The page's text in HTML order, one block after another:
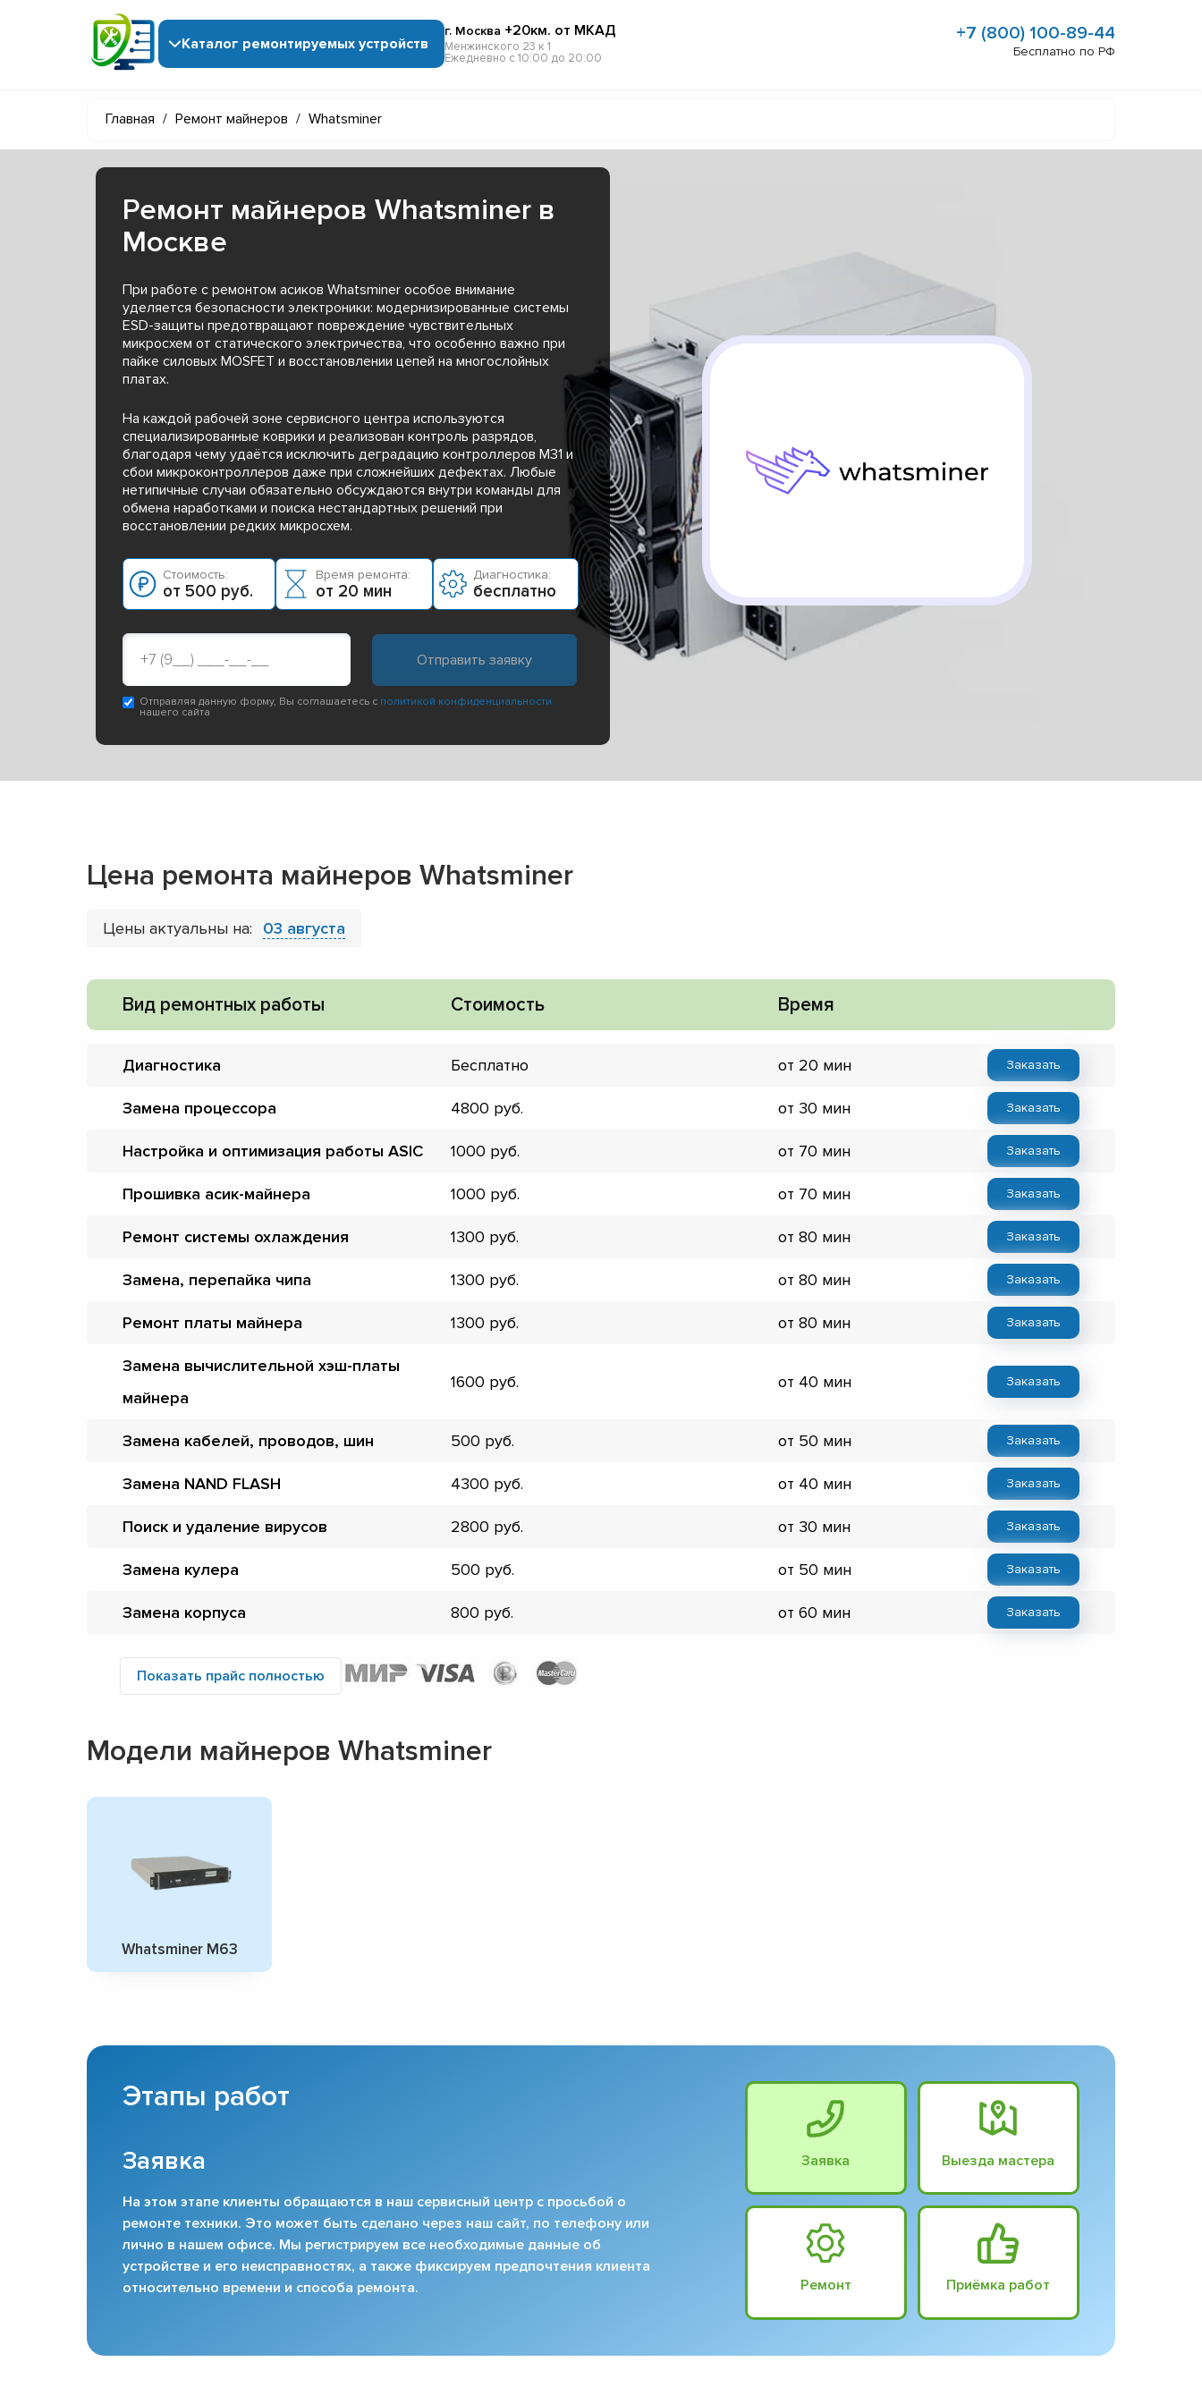
Каталог ремонтируемых устройств
г. Москва +20км. от МКАД
Менжинского 23 к 1
Ежедневно с 10:00 до 20:00
+7 (800) 100-89-44
Бесплатно по РФ
Главная / Ремонт майнеров / Whatsminer
Ремонт майнеров Whatsminer в
Москве
При работе с ремонтом асиков Whatsminer особое внимание
уделяется безопасности электроники: модернизированные системы
ESD-защиты предотвращают повреждение чувствительных
микросхем от статического электричества, что особенно важно при
пайке силовых MOSFET и восстановлении цепей на многослойных
платах.
На каждой рабочей зоне сервисного центра используются
специализированные коврики и реализован контроль разрядов,
благодаря чему удаётся исключить деградацию контроллеров M31 и
сбои микроконтроллеров даже при сложнейших дефектах. Любые
нетипичные случаи обязательно обсуждаются внутри команды для
обмена наработками и поиска нестандартных решений при
восстановлении редких микросхем.
Стоимость:
от 500 руб.
Время ремонта:
от 20 мин
Диагностика:
бесплатно
Отправляя данную форму, Вы соглашаетесь с политикой конфиденциальности
нашего сайта
Цена ремонта майнеров Whatsminer
Цены актуальны на: 03 августа
Вид ремонтных работы Стоимость Время
Диагностика Бесплатно от 20 мин Заказать
Замена процессора 4800 от 30 мин Заказать
Настройка и оптимизация работы ASIC 1000 от 70 мин Заказать
Прошивка асик-майнера 1000 от 70 мин Заказать
Ремонт системы охлаждения 1300 от 80 мин Заказать
Замена, перепайка чипа 1300 от 80 мин Заказать
Ремонт платы майнера 1300 от 80 мин Заказать
Замена вычислительной хэш-платы
майнера
1600 от 40 мин Заказать
Замена кабелей, проводов, шин 500 от 50 мин Заказать
Замена NAND FLASH 4300 от 40 мин Заказать
Поиск и удаление вирусов 2800 от 30 мин Заказать
Замена кулера 500 от 50 мин Заказать
Замена корпуса 800 от 60 мин Заказать
Показать прайс полностью
Модели майнеров Whatsminer
Whatsminer M63
Этапы работ
Заявка
На этом этапе клиенты обращаются в наш сервисный центр с просьбой о
ремонте техники. Это может быть сделано через наш сайт, по телефону или
лично в нашем офисе. Мы регистрируем все необходимые данные об
устройстве и его неисправностях, а также фиксируем предпочтения клиента
относительно времени и способа ремонта.
Заявка Выезда мастера
Ремонт Приёмка работ